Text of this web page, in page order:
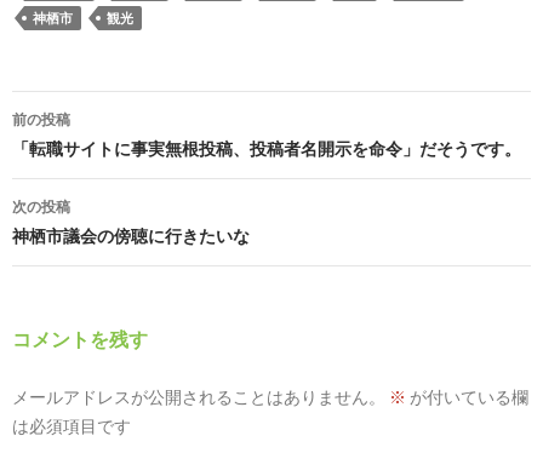
神栖市
観光
投
稿
ナ
ビ
ゲ
ョ
前の投稿
「転職サイトに事実無根投稿、投稿者名開示を命令」だそうです。
次の投稿
神栖市議会の傍聴に行きたいな
コメントを残す
メールアドレスが公開されることはありません。 ※ が付いている欄
は必須項目です